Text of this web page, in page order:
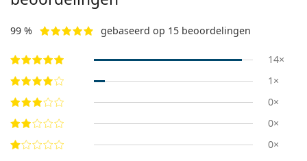
99 % gebaseerd op 15 beoordelingen
14×
1×
0×
0×
0×